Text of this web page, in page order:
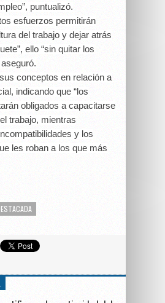
puntualizó.
esfuerzos permitirán
del trabajo y dejar atrás
ello “sin quitar los
conceptos en relación a
indicando que “los
obligados a capacitarse
trabajo, mientras
y los
les roban a los que más